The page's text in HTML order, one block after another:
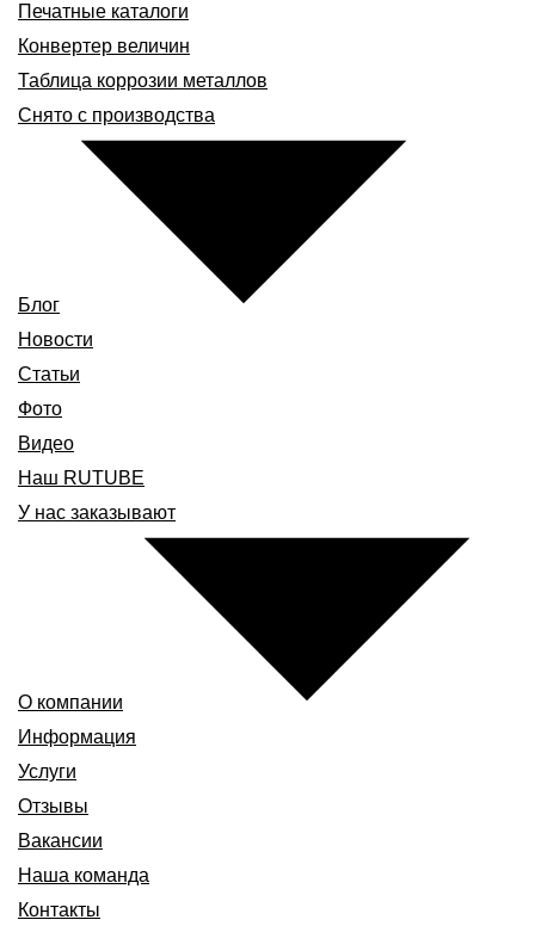
Печатные каталоги
Конвертер величин
Таблица коррозии металлов
Снято с производства
Блог
Новости
Статьи
Фото
Видео
Наш RUTUBE
У нас заказывают
О компании
Информация
Услуги
Отзывы
Вакансии
Наша команда
Контакты